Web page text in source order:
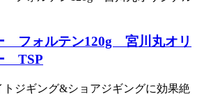
フォルテン120g 宮川丸オリ
TSP
トジギング&ショアジギングに効果絶